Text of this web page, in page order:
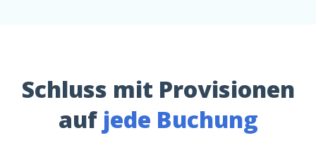
Schluss mit Provisionen
auf jede Buchung